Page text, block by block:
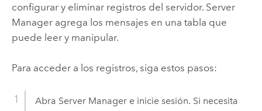
configurar y eliminar registros del servidor. Server
Manageragrega los mensajes en una tabla que
puede leer y manipular.
Para acceder a los registros, siga estos pasos:
Abra Server Managere inicie sesión. Si necesita